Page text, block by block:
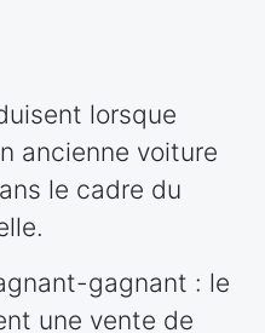
lorsque
ancienne voiture
le cadre du
gagnant : le
une vente de